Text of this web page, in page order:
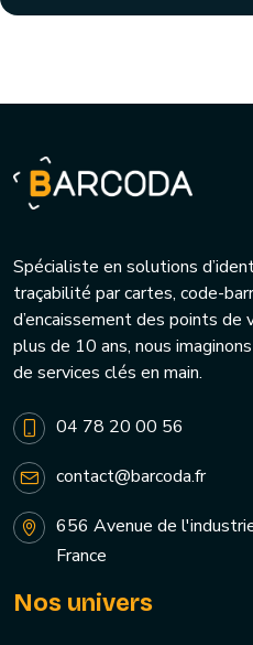
Spécialiste en solutions
traçabilité par cartes, code-
d’encaissement des points de
plus de 10 ans, nous
de services clés en main.
04 78 20 00 56
contact@barcoda.fr
656 Avenue de
France
Nos univers